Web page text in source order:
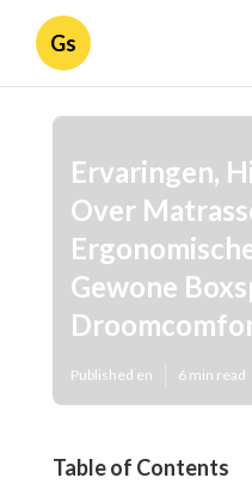
Gs
Ervaringen,
Over
Gewone
Published en 6 min read
Table of Contents